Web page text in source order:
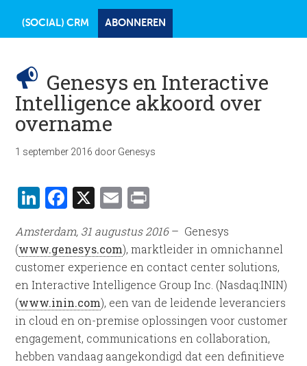
(SOCIAL) CRM ABONNEREN
Genesys en Interactive
Intelligence akkoord over
overname
1 september 2016 door Genesys
LinkedIn
Facebook
X Email
Amsterdam, 31 augustus 2016– Genesys
(www.genesys.com), marktleider in omnichannel
customer experience en contact center solutions,
en Interactive Intelligence Group Inc. (Nasdaq:ININ)
(www.inin.com), een van de leidende leveranciers
in cloud en on-premise oplossingen voor customer
engagement, communications en collaboration,
hebben vandaag aangekondigd dat een definitieve